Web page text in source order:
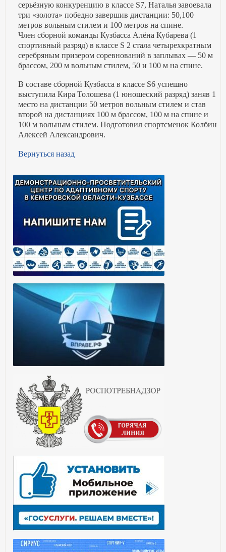
серьёзную конкуренцию в классе S7, Наталья завоевала
три «золота» победно завершив дистанции: 50,100
метров вольным стилем и 100 метров на спине.
Член сборной команды Кузбасса Алёна Кубарева (1
спортивный разряд) в классе S 2 стала четырехкратным
серебряным призером соревнований в заплывах — 50 м
брассом, 200 м вольным стилем, 50 и 100 м на спине.
В составе сборной Кузбасса в классе S6 успешно
выступила Кира Толошева (1 юношеский разряд) заняв 1
место на дистанции 50 метров вольным стилем и став
второй на дистанциях 100 м брассом, 100 м на спине и
100 м вольным стилем. Подготовил спортсменок Колбин
Алексей Александрович.
Вернуться назад